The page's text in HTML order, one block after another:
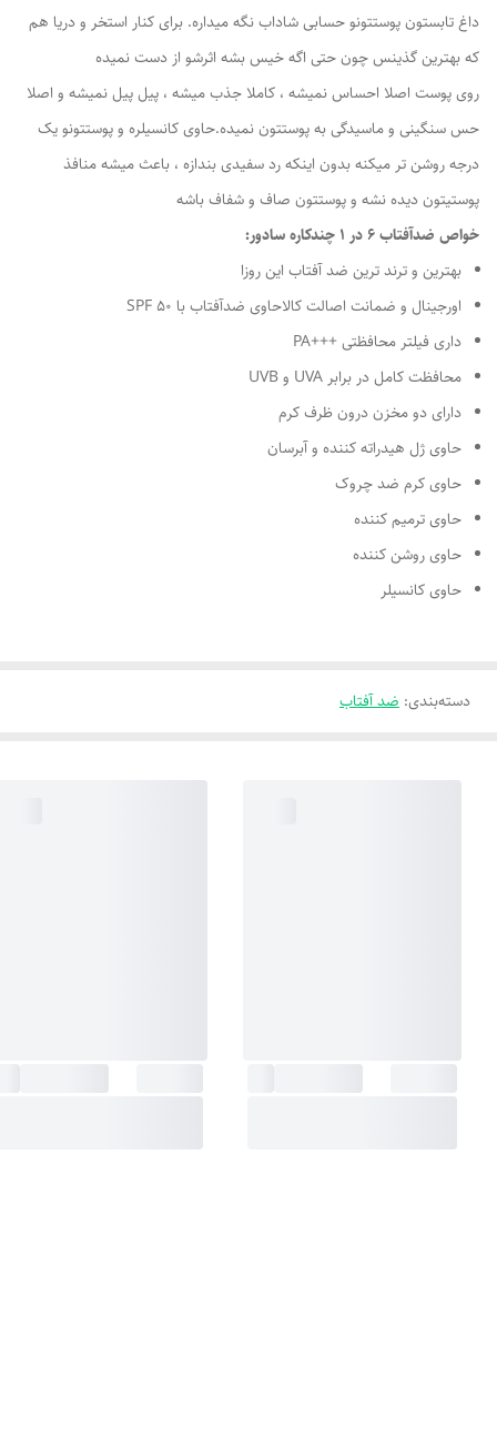
داغ تابستون پوستتونو حسابی شاداب نگه میداره. برای کنار استخر و دریا هم
که بهترین گذینس چون حتی اگه خیس بشه اثرشو از دست نمیده
روی پوست اصلا احساس نمیشه ، کاملا جذب میشه ، پیل پیل نمیشه و اصلا
حس سنگینی و ماسیدگی به پوستتون نمیده.حاوی کانسیلره و پوستتونو یک
درجه روشن تر میکنه بدون اینکه رد سفیدی بندازه ، باعث میشه منافذ
پوستیتون دیده نشه و پوستتون صاف و شفاف باشه
خواص ضدآفتاب 6 در 1 چندکاره سادور:
بهترین و ترند ترین ضد آفتاب این روزا
اورجینال و ضمانت اصالت کالاحاوی ضدآفتاب با SPF 50
داری فیلتر محافظتی +++PA
محافظت کامل در برابر UVA و UVB
دارای دو مخزن درون ظرف کرم
حاوی ژل هیدراته کننده و آبرسان
حاوی کرم ضد چروک
حاوی ترمیم کننده
حاوی روشن کننده
حاوی کانسیلر
دسته‌بندی: ضد آفتاب